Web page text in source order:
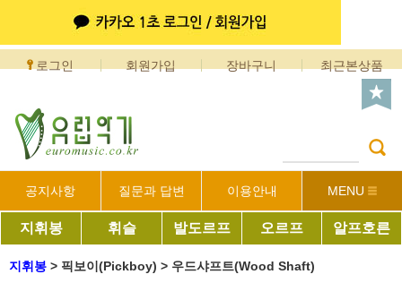
로그인 회원가입 장바구니 최근본상품
공지사항 질문과 답변 이용안내 MENU
지휘봉 휘슬 발도르프 오르프 알프호른
지휘봉 > 픽보이(Pickboy) > 우드샤프트(Wood Shaft)